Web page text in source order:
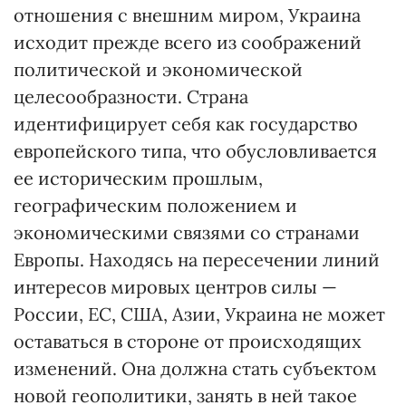
отношения с внешним миром, Украина
исходит прежде всего из соображений
политической и экономической
целесообразности. Страна
идентифицирует себя как государ­ство
европейского типа, что обусловливается
ее историческим прошлым,
географическим положением и
экономическими связями со странами
Европы. Находясь на пересечении линий
интересов мировых центров силы —
России, ЕС, США, Азии, Украина не может
оставаться в стороне от происходящих
изменений. Она должна стать субъектом
новой геополитики, занять в ней такое